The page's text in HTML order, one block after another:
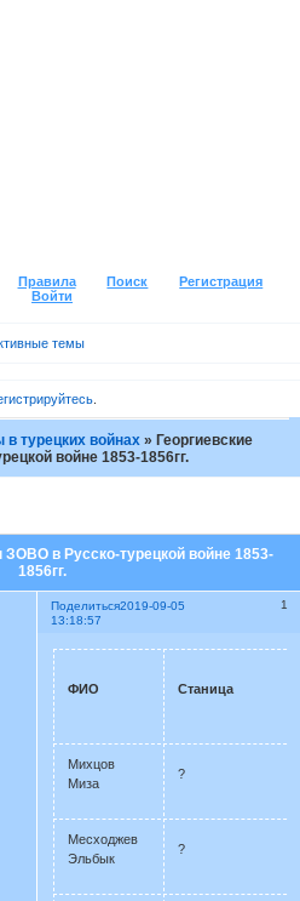
Правила Поиск
Регистрация
Войти
темы
.
в турецких войнах »Георгиевские
войне 1853-1856гг.
ЗОВО в Русско-турецкой войне 1853-
1856гг.
Поделиться 1
2019-09-05
13:18:57
ФИО Станица
Михцов
Миза
?
Месходжев
Эльбык
?